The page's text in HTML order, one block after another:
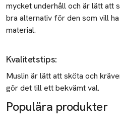
mycket underhåll och är lätt att
bra alternativ för den som vill
material.
Kvalitetstips:
Muslin är lätt att sköta och
gör det till ett bekvämt val.
Populära produkter